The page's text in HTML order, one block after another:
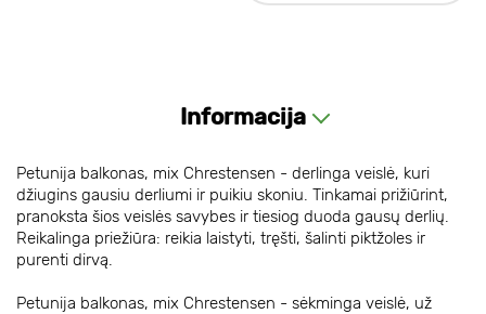
Informacija
Petunija balkonas, mix Chrestensen - derlinga veislė, kuri
džiugins gausiu derliumi ir puikiu skoniu. Tinkamai prižiūrint,
pranoksta šios veislės savybes ir tiesiog duoda gausų derlių.
Reikalinga priežiūra: reikia laistyti, tręšti, šalinti piktžoles ir
purenti dirvą.
Petunija balkonas, mix Chrestensen - sėkminga veislė, už